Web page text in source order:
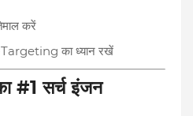
करें
का ध्यान रखें
#1 सर्च इंजन